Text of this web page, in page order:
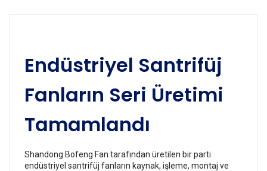
Endüstriyel Santrifüj
Fanların Seri Üretimi
Tamamlandı
Shandong Bofeng Fan tarafından üretilen bir parti
endüstriyel santrifüj fanların kaynak, işleme, montaj ve